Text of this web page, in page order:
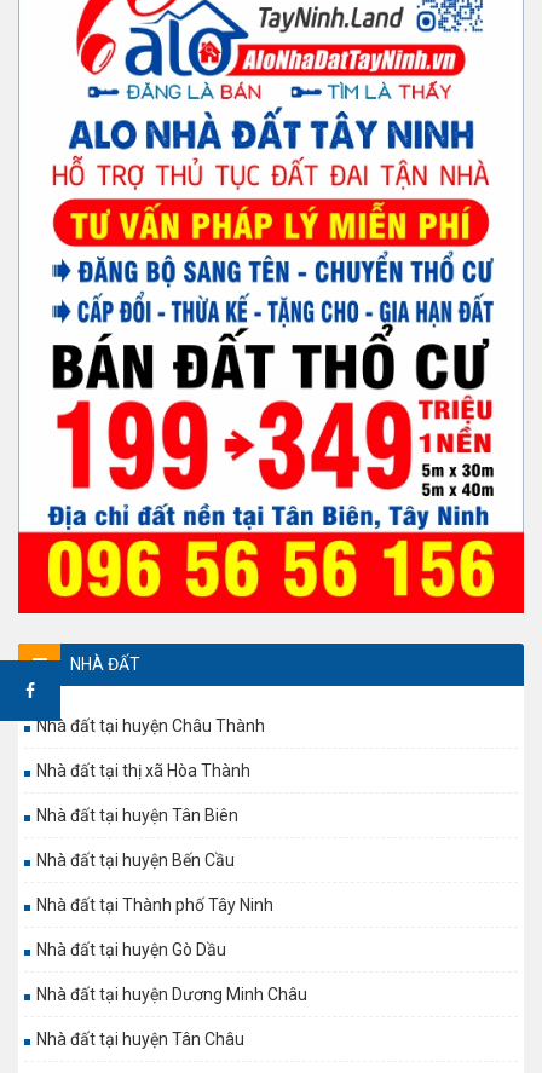
NHÀ ĐẤT
Nhà đất tại huyện Châu Thành
Nhà đất tại thị xã Hòa Thành
Nhà đất tại huyện Tân Biên
Nhà đất tại huyện Bến Cầu
Nhà đất tại Thành phố Tây Ninh
Nhà đất tại huyện Gò Dầu
Nhà đất tại huyện Dương Minh Châu
Nhà đất tại huyện Tân Châu